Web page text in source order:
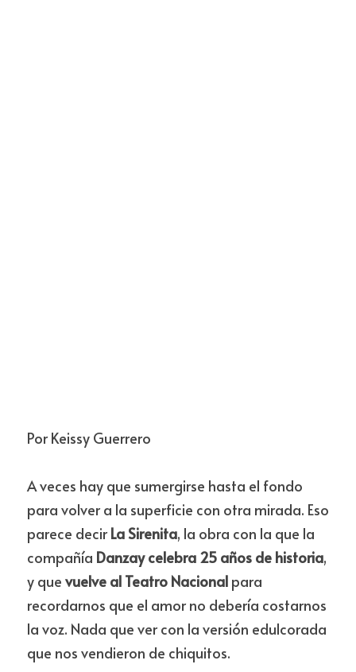
Por Keissy Guerrero
A veces hay que sumergirse hasta el fondo
para volver a la superficie con otra mirada. Eso
parece decir La Sirenita, la obra con la que la
compañía Danzay celebra 25 años de historia,
y que vuelve al Teatro Nacional para
recordarnos que el amor no debería costarnos
la voz. Nada que ver con la versión edulcorada
que nos vendieron de chiquitos.